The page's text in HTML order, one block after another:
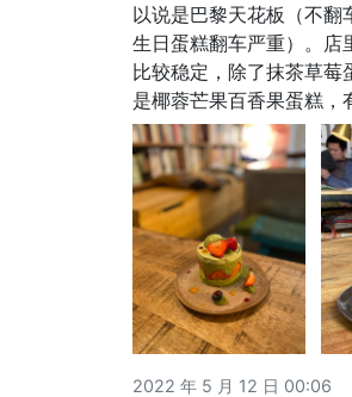
以说是巴黎天花板（不翻
生日蛋糕翻车严重）。店
比较稳定，除了抹茶草莓
是椰蓉芒果百香果蛋糕，
2022 年 5 月 12 日 00:06